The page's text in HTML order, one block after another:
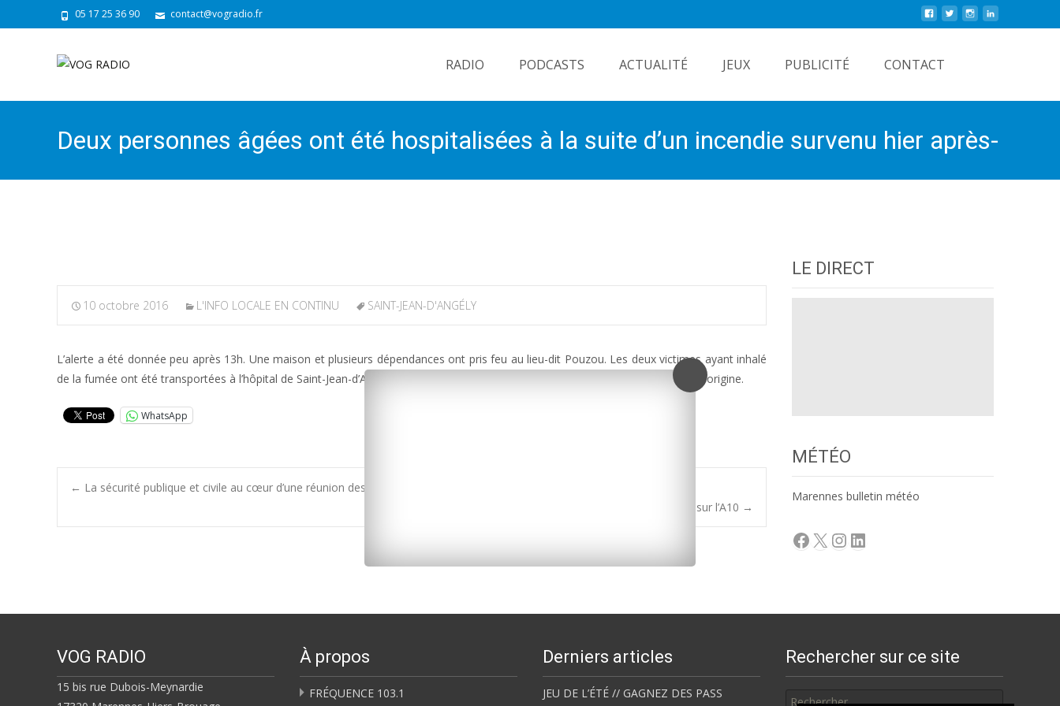
05 17 25 36 90 contact@vogradio.fr
RADIO PODCASTS ACTUALITÉ JEUX PUBLICITÉ CONTACT
Deux personnes âgées ont été hospitalisées à la suite d’un incendie survenu hier après-
10 octobre 2016 L'INFO LOCALE EN CONTINU SAINT-JEAN-D'ANGÉLY
L’alerte a été donnée peu après 13h. Une maison et plusieurs dépendances ont pris feu au lieu-dit Pouzou. Les deux victimes ayant inhalé
de la fumée ont été transportées à l’hôpital de Saint-Jean-d’Angély. 18 sapeurs-pompiers ont maîtrisé l’incendie dont on ignore l’origine.
WhatsApp
Post
← La sécurité publique et civile au cœur d’une réunion des maires de la Charente-Maritime cet après-midi à Saint-Agnant
Bois : un blessé grave sur l’A10 →
LE DIRECT
MÉTÉO
Marennes bulletin météo
Facebook
X Instagram
LinkedIn
VOG RADIO
15 bis rue Dubois-Meynardie
À propos
FRÉQUENCE 103.1
Derniers articles
JEU DE L’ÉTÉ // GAGNEZ DES PASS
Rechercher sur ce site